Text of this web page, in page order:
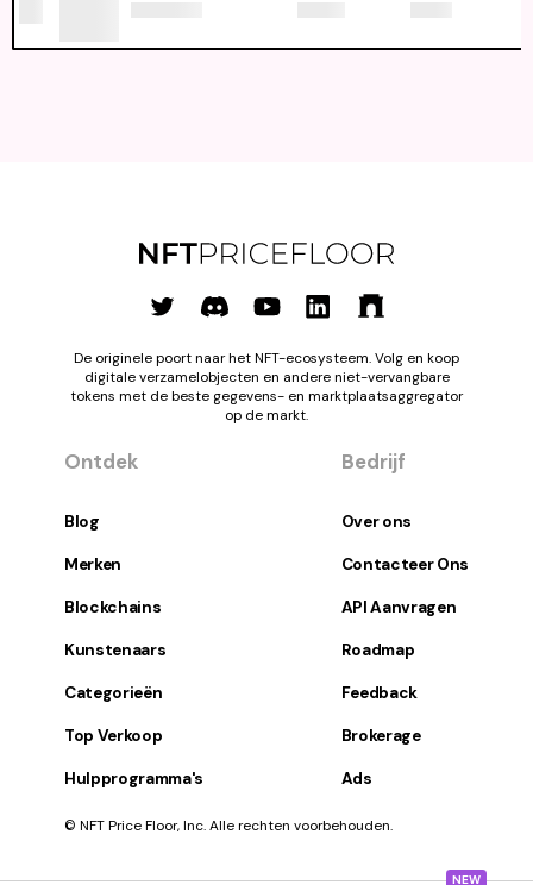
NEW
De originele poort naar het NFT-ecosysteem. Volg en koop
digitale verzamelobjecten en andere niet-vervangbare
tokens met de beste gegevens- en marktplaatsaggregator
op de markt.
Ontdek
Blog
Merken
Blockchains
Kunstenaars
Categorieën
Top Verkoop
Hulpprogramma's
Bedrijf
Over ons
Contacteer Ons
API Aanvragen
Roadmap
Feedback
Brokerage
Ads
© NFT Price Floor, Inc. Alle rechten voorbehouden.